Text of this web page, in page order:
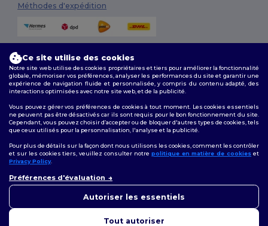
Méthodes d'expédition
Conditions Générales|Politique de personnalisation |Politique de
Confidentialité
Suivez-nous
Bruxelles|Anvers|Mortsel|Malines|Lierre|Turnhout|Geel|
Hoogstraten |Bruges
Ce site utilise des cookies
Notre site web utilise des cookies propriétaires et tiers pour améliorer la fonctionnalité
globale, mémoriser vos préférences, analyser les performances du site et garantir une
expérience de navigation fluide et personnalisée, y compris du contenu adapté, des
interactions optimisées avec notre site web, et de la publicité.
Vous pouvez gérer vos préférences de cookies à tout moment. Les cookies essentiels
ne peuvent pas être désactivés car ils sont requis pour le bon fonctionnement du site.
Cependant, vous pouvez choisir d’accepter ou de bloquer d'autres types de cookies, tels
que ceux utilisés pour la personnalisation, l'analyse et la publicité.
Pour plus de détails sur la façon dont nous utilisons les cookies, comment les contrôler
et sur les cookies tiers, veuillez consulter notre politique en matière de cookies et
Privacy Policy.
Préférences d'évaluation
Autoriser les essentiels
Tout autoriser
pouvez nous contacter à tout
pour vous aider.